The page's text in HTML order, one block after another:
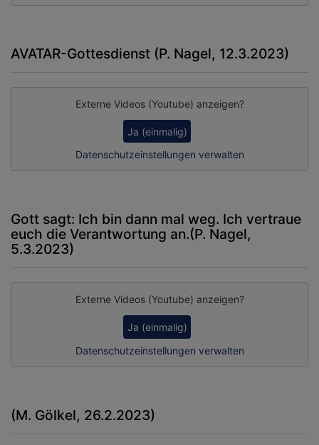
AVATAR-Gottesdienst (P. Nagel, 12.3.2023)
Externe Videos (Youtube) anzeigen?
Ja (einmalig)
Datenschutzeinstellungen verwalten
Gott sagt: Ich bin dann mal weg. Ich vertraue
euch die Verantwortung an.(P. Nagel,
5.3.2023)
Externe Videos (Youtube) anzeigen?
Ja (einmalig)
Datenschutzeinstellungen verwalten
(M. Gölkel, 26.2.2023)